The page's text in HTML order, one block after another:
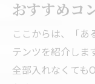
おすすめコ
ここからは、「あ
テンツを紹介しま
全部入れなくても